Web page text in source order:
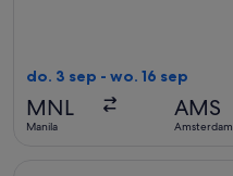
do. 3 sep - wo. 16 sep
MNL
Manila
AMS
Amsterdam